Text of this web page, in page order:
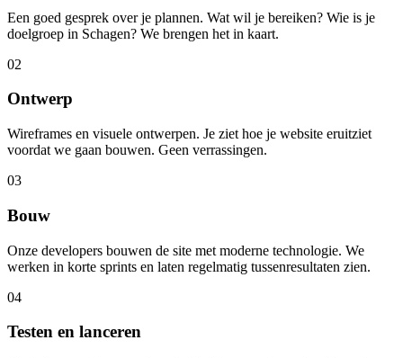
Een goed gesprek over je plannen. Wat wil je bereiken? Wie is je
doelgroep in Schagen? We brengen het in kaart.
02
Ontwerp
Wireframes en visuele ontwerpen. Je ziet hoe je website eruitziet
voordat we gaan bouwen. Geen verrassingen.
03
Bouw
Onze developers bouwen de site met moderne technologie. We
werken in korte sprints en laten regelmatig tussenresultaten zien.
04
Testen en lanceren